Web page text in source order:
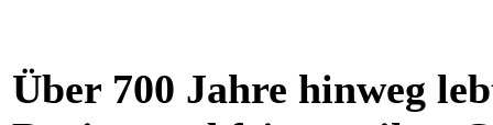
Über 700 Jahre hinweg